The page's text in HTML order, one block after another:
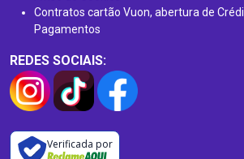
Contratos cartão Vuon, abertura de
Pagamentos
REDES SOCIAIS:
Verificada por